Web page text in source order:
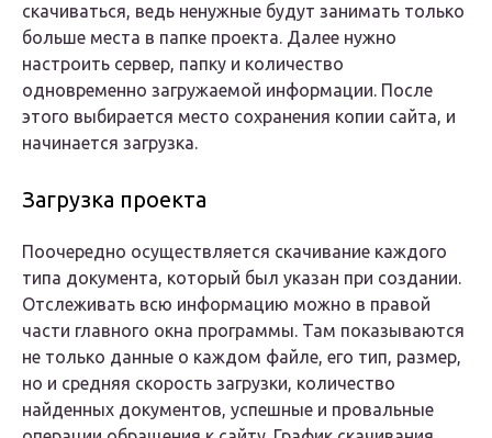
скачиваться, ведь ненужные будут занимать только
больше места в папке проекта. Далее нужно
настроить сервер, папку и количество
одновременно загружаемой информации. После
этого выбирается место сохранения копии сайта, и
начинается загрузка.
Загрузка проекта
Поочередно осуществляется скачивание каждого
типа документа, который был указан при создании.
Отслеживать всю информацию можно в правой
части главного окна программы. Там показываются
не только данные о каждом файле, его тип, размер,
но и средняя скорость загрузки, количество
найденных документов, успешные и провальные